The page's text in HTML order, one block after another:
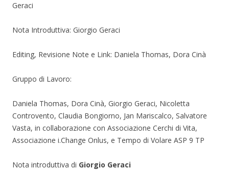
Geraci
Nota Introduttiva: Giorgio Geraci
Editing, Revisione Note e Link: Daniela Thomas, Dora Cinà
Gruppo di Lavoro:
Daniela Thomas, Dora Cinà, Giorgio Geraci, Nicoletta
Controvento, Claudia Bongiorno, Jan Mariscalco, Salvatore
Vasta, in collaborazione con Associazione Cerchi di Vita,
Associazione i.Change Onlus, e Tempo di Volare ASP 9 TP
Nota introduttiva di Giorgio Geraci